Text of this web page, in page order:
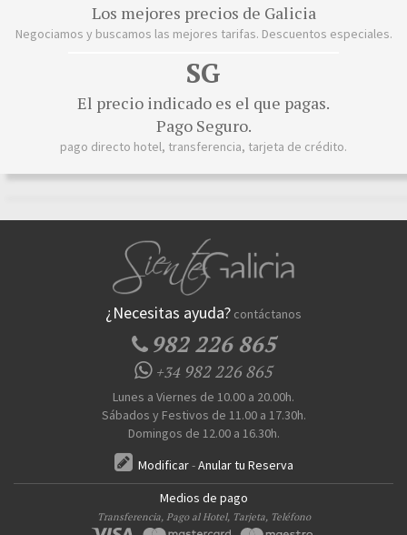
Los mejores precios de Galicia
Negociamos y buscamos las mejores tarifas. Descuentos especiales.
SG
El precio indicado es el que pagas.
Pago Seguro.
pago directo hotel, transferencia, tarjeta de crédito.
¿Necesitas ayuda? contáctanos
982 226 865
+34982 226 865
Lunes a Viernes de 10.00 a 20.00h.
Sábados y Festivos de 11.00 a 17.30h.
Domingos de 12.00 a 16.30h.
Modificar-Anular tu Reserva
Medios de pago
Transferencia, Pago al Hotel, Tarjeta, Teléfono